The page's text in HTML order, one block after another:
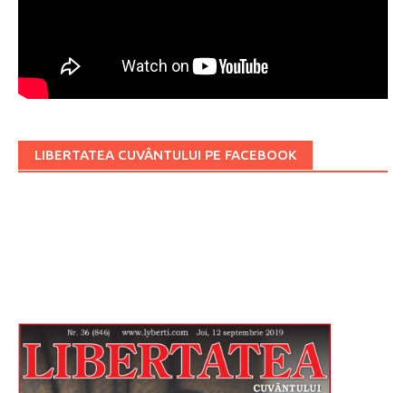
LIBERTATEA CUVÂNTULUI PE FACEBOOK